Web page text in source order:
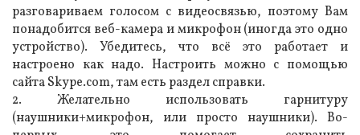
разговариваем голосом с видеосвязью, поэтому Вам
понадобится веб-камера и микрофон (иногда это одно
устройство). Убедитесь, что всё это работает и
настроено как надо. Настроить можно с помощью
сайта Skype.com, там есть раздел справки.
2. Желательно использовать гарнитуру
(наушники+микрофон, или просто наушники). Во-